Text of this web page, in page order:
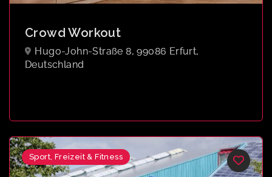
Crowd Workout
Hugo-John-Straße 8, 99086 Erfurt,
Deutschland
Sport, Freizeit & Fitness